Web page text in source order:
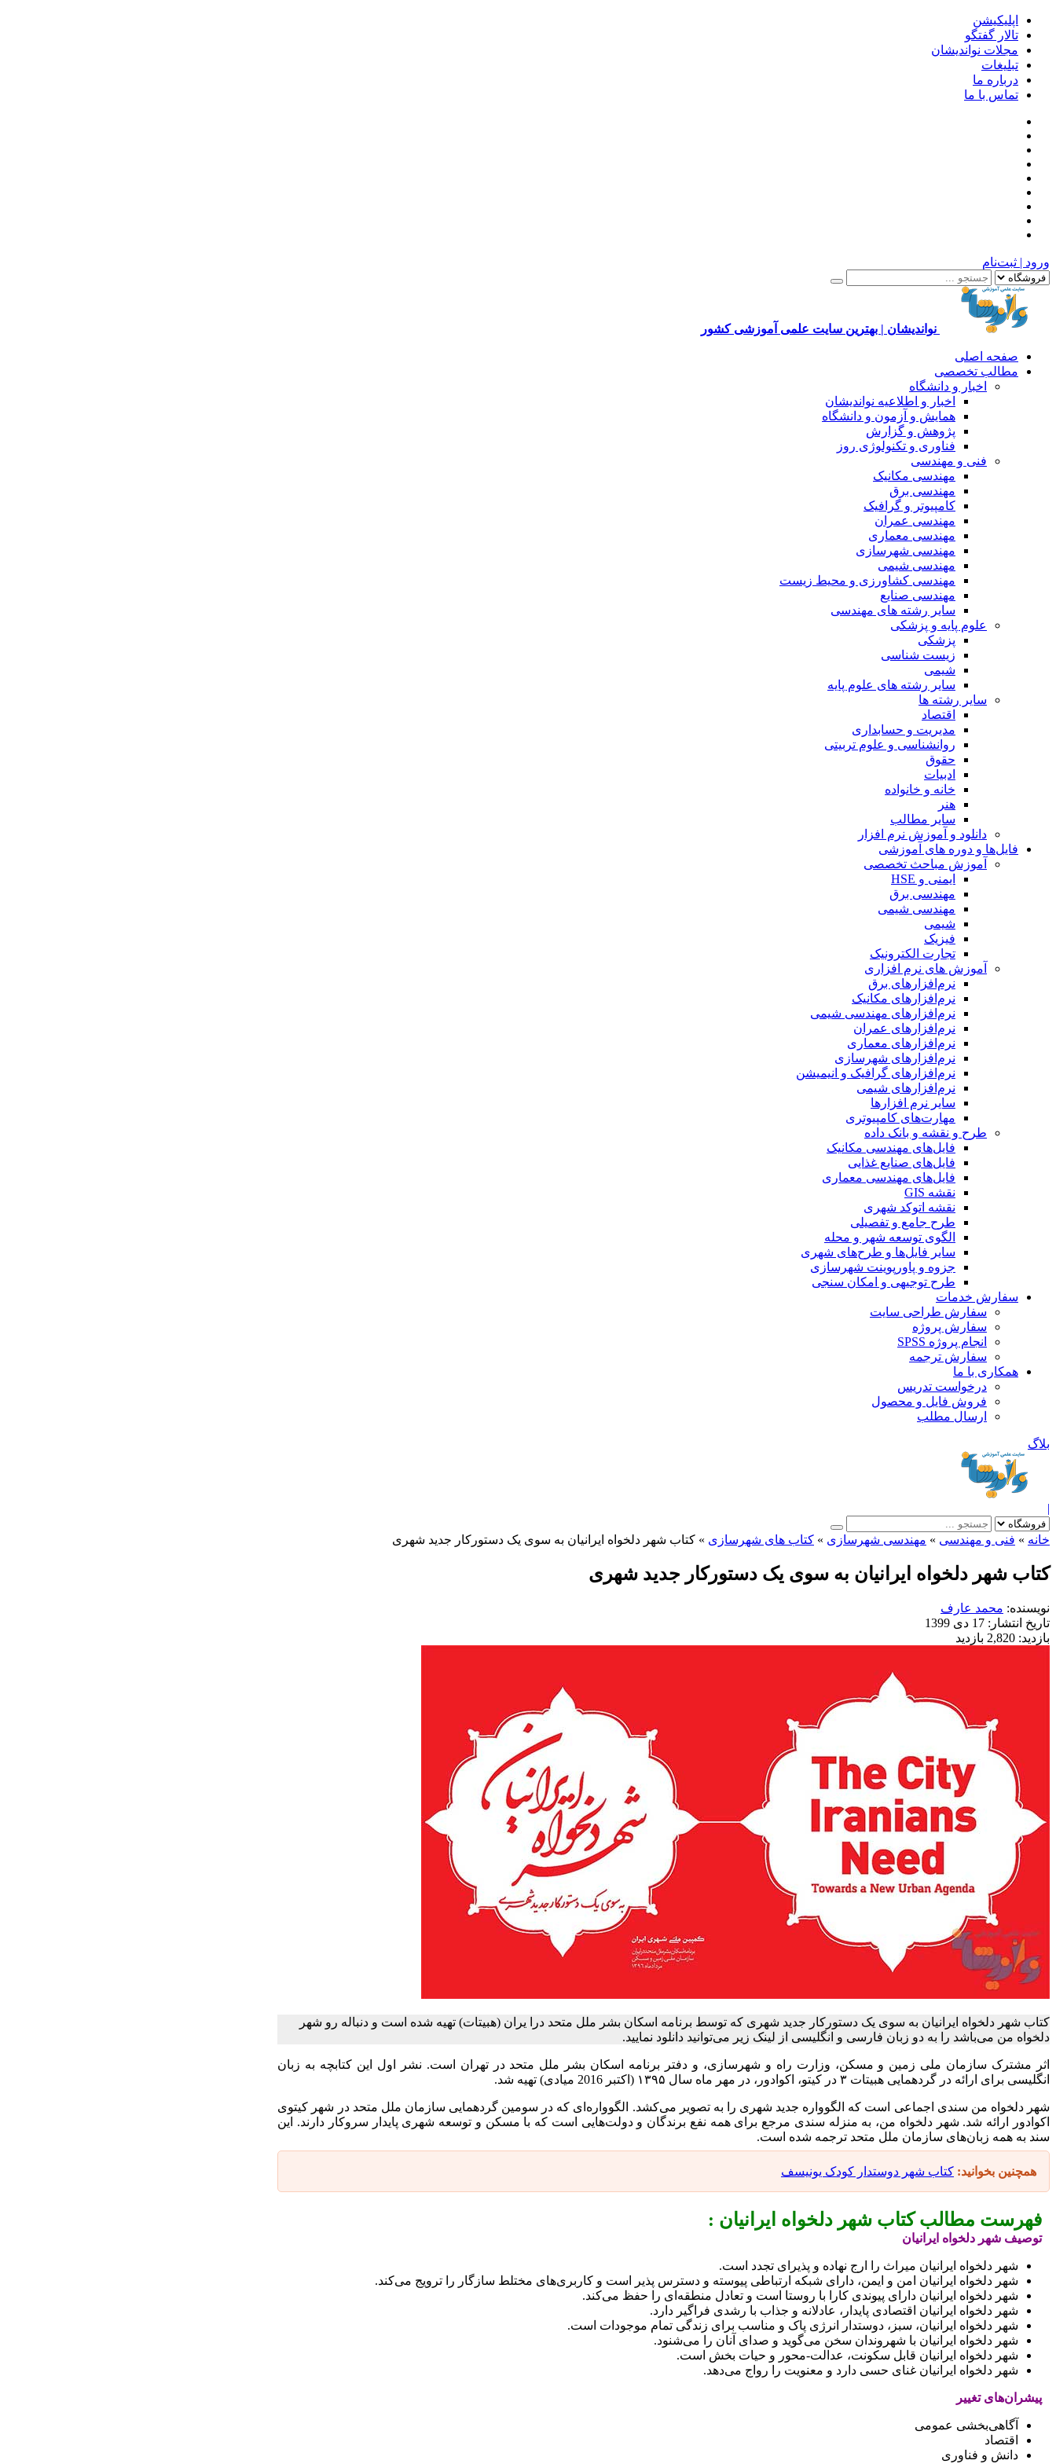
اپلیکیشن
تالار گفتگو
مجلات نواندیشان
تبلیغات
درباره ما
تماس با ما
ورود | ثبت‌نام
نواندیشان | بهترین سایت علمی آموزشی کشور
صفحه اصلی
مطالب تخصصی
اخبار و دانشگاه
اخبار و اطلاعیه نواندیشان
همایش و آزمون و دانشگاه
پژوهش و گزارش
فناوری و تکنولوژی روز
فنی و مهندسی
مهندسی مکانیک
مهندسی برق
کامپیوتر و گرافیک
مهندسی عمران
مهندسی معماری
مهندسی شهرسازی
مهندسی شیمی
مهندسی کشاورزی و محیط زیست
مهندسی صنایع
سایر رشته های مهندسی
علوم پایه و پزشکی
پزشکی
زیست شناسی
شیمی
سایر رشته های علوم پایه
سایر رشته ها
اقتصاد
مدیریت و حسابداری
روانشناسی و علوم تربیتی
حقوق
ادبیات
خانه و خانواده
هنر
سایر مطالب
دانلود و آموزش نرم افزار
فایل‌ها و دوره های آموزشی
آموزش مباحث تخصصی
ایمنی و HSE
مهندسی برق
مهندسی شیمی
شیمی
فیزیک
تجارت الکترونیک
آموزش های نرم افزاری
نرم‌افزارهای برق
نرم‌افزارهای مکانیک
نرم‌افزارهای مهندسی شیمی
نرم‌افزارهای عمران
نرم‌افزارهای معماری
نرم‌افزارهای شهرسازی
نرم‌افزارهای گرافیک و انیمیشن
نرم‌افزارهای شیمی
سایر نرم افزارها
مهارت‌های کامپیوتری
طرح و نقشه و بانک داده
فایل‌های مهندسی مکانیک
فایل‌های صنایع غذایی
فایل‌های مهندسی معماری
نقشه GIS
نقشه اتوکد شهری
طرح جامع و تفصیلی
الگوی توسعه شهر و محله
سایر فایل‌ها و طرح‌های شهری
جزوه و پاورپوینت شهرسازی
طرح توجیهی و امکان سنجی
سفارش خدمات
سفارش طراحی سایت
سفارش پروژه
انجام پروژه SPSS
سفارش ترجمه
همکاری با ما
درخواست تدریس
فروش فایل و محصول
ارسال مطلب
بلاگ
|
خانه » فنی و مهندسی » مهندسی شهرسازی » کتاب های شهرسازی » کتاب شهر دلخواه ایرانیان به سوی یک دستورکار جدید شهری
کتاب شهر دلخواه ایرانیان به سوی یک دستورکار جدید شهری
نویسنده: محمد عارف
تاریخ انتشار: 17 دی 1399
بازدید: 2,820 بازدید
کتاب شهر دلخواه ایرانیان به سوی یک دستورکار جدید شهری که توسط برنامه اسکان بشر ملل متحد درا یران (هبیتات) تهیه شده است و دنباله رو شهر
دلخواه من می‌باشد را به دو زبان فارسی و انگلیسی از لینک زیر می‌توانید دانلود نمایید.
اثر مشترک سازمان ملی زمین و مسکن، وزارت راه و شهرسازی، و دفتر برنامه اسکان بشر ملل متحد در تهران است. نشر اول این کتابچه به زبان
انگلیسی برای ارائه در گردهمایی هبیتات ۳ در کیتو، اکوادور، در مهر ماه سال ۱۳۹۵ (اکتبر 2016 میادی) تهیه شد.
شهر دلخواه من سندی اجماعی است که الگوواره جدید شهری را به تصویر می‌کشد. الگوواره‌ای که در سومین گردهمایی سازمان ملل متحد در شهر کیتوی
اکوادور ارائه شد. شهر دلخواه من، به منزله سندی مرجع برای همه نفع برندگان و دولت‌هایی است که با مسکن و توسعه شهری پایدار سروکار دارند. این
سند به همه زبان‌های سازمان ملل متحد ترجمه شده است.
همچنین بخوانید: کتاب شهر دوستدار کودک یونیسف
فهرست مطالب کتاب شهر دلخواه ایرانیان :
توصیف شهر دلخواه ایرانیان
شهر دلخواه ایرانیان میراث را ارج نهاده و پذیرای تجدد است.
شهر دلخواه ایرانیان امن و ایمن، دارای شبکه ارتباطی پیوسته و دسترس پذیر است و کاربری‌های مختلط سازگار را ترویج می‌کند.
شهر دلخواه ایرانیان دارای پیوندی کارا با روستا است و تعادل منطقه‌ای را حفظ می‌کند.
شهر دلخواه ایرانیان اقتصادی پایدار، عادلانه و جذاب با رشدی فراگیر دارد.
شهر دلخواه ایرانیان، سبز، دوستدار انرژی پاک و مناسب برای زندگی تمام موجودات است.
شهر دلخواه ایرانیان با شهروندان سخن می‌گوید و صدای آنان را می‌شنود.
شهر دلخواه ایرانیان قابل سکونت، عدالت-محور و حیات بخش است.
شهر دلخواه ايرانيان غنای حسی دارد و معنویت را رواج می‌دهد.
پیشران‌های تغییر
آگاهی‌بخشی عمومی
اقتصاد
دانش و فناوری